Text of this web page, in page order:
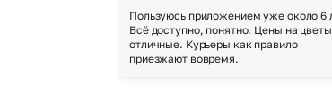
Пользуюсь приложением уже около 6
Всё доступно, понятно. Цены на цветы
отличные. Курьеры как правило
приезжают вовремя.